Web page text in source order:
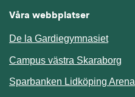
Våra webbplatser
De la Gardiegymnasiet
Campus västra Skaraborg
Sparbanken Lidköping Arena